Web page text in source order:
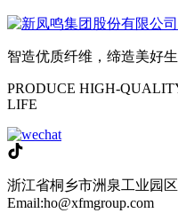
智造优质纤维，缔造美好
PRODUCE HIGH-
LIFE
浙江省桐乡市洲泉工业园
Email:ho@xfmgroup.com